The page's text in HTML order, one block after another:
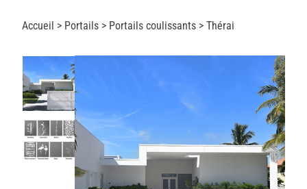
Accueil > Portails > Portails coulissants > Thérai